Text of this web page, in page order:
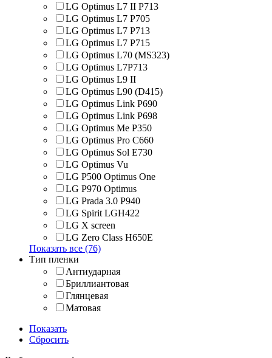
LG Optimus L7 II P713
LG Optimus L7 P705
LG Optimus L7 P713
LG Optimus L7 P715
LG Optimus L70 (MS323)
LG Optimus L7P713
LG Optimus L9 II
LG Optimus L90 (D415)
LG Optimus Link P690
LG Optimus Link P698
LG Optimus Me P350
LG Optimus Pro C660
LG Optimus Sol E730
LG Optimus Vu
LG P500 Optimus One
LG P970 Optimus
LG Prada 3.0 P940
LG Spirit LGH422
LG X screen
LG Zero Class H650E
Показать все (76)
Тип пленки
Антиударная
Бриллиантовая
Глянцевая
Матовая
Показать
Сбросить